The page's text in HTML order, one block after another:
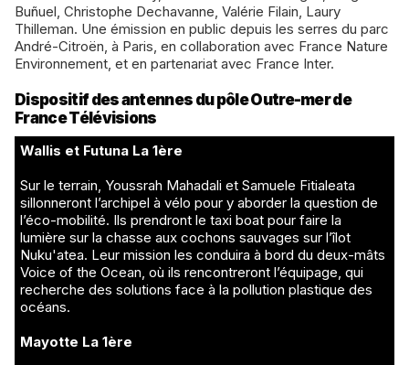
Buñuel, Christophe Dechavanne, Valérie Filain, Laury
Thilleman. Une émission en public depuis les serres du parc
André-Citroën, à Paris, en collaboration avec France Nature
Environnement, et en partenariat avec France Inter.
Dispositif des antennes du pôle Outre-mer de
France Télévisions
Wallis et Futuna La 1ère
Sur le terrain, Youssrah Mahadali et Samuele Fitialeata
sillonneront l’archipel à vélo pour y aborder la question de
l’éco-mobilité. Ils prendront le taxi boat pour faire la
lumière sur la chasse aux cochons sauvages sur l’îlot
Nuku'atea. Leur mission les conduira à bord du deux-mâts
Voice of the Ocean, où ils rencontreront l’équipage, qui
recherche des solutions face à la pollution plastique des
océans.
Mayotte La 1ère